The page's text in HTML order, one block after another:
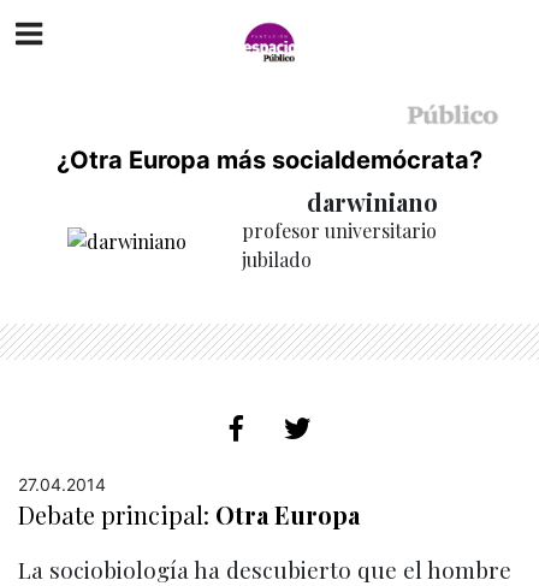
¿Otra Europa más socialdemócrata?
darwiniano
profesor universitario
jubilado
27.04.2014
Debate principal: Otra Europa
La sociobiología ha descubierto que el hombre